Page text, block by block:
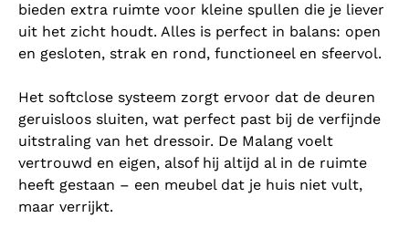
bieden extra ruimte voor kleine spullen die je liever
uit het zicht houdt. Alles is perfect in balans: open
en gesloten, strak en rond, functioneel en sfeervol.
Het softclose systeem zorgt ervoor dat de deuren
geruisloos sluiten, wat perfect past bij de verfijnde
uitstraling van het dressoir. De Malang voelt
vertrouwd en eigen, alsof hij altijd al in de ruimte
heeft gestaan – een meubel dat je huis niet vult,
maar verrijkt.